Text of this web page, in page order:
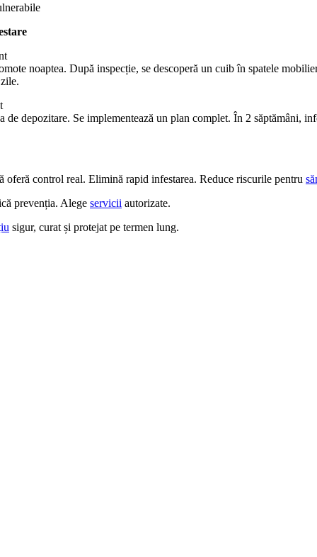
noaptea. După inspecție, se descoperă un cuib în spatele
de depozitare. Se implementează un plan complet. În 2 săptămâni,
oferă control real. Elimină rapid infestarea. Reduce riscurile pentru
prevenția. Alege servicii autorizate.
sigur, curat și protejat pe termen lung.